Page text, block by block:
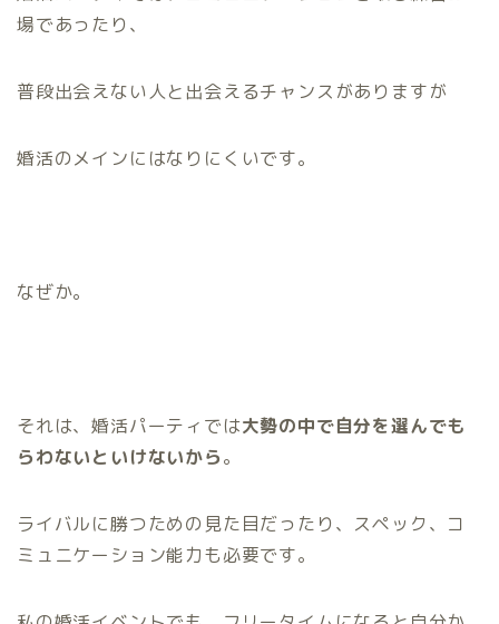
場であったり、
普段出会えない人と出会えるチャンスがありますが
婚活のメインにはなりにくいです。
なぜか。
それは、婚活パーティでは大勢の中で自分を選んでも
らわないといけないから。
ライバルに勝つための見た目だったり、スペック、コ
ミュニケーション能力も必要です。